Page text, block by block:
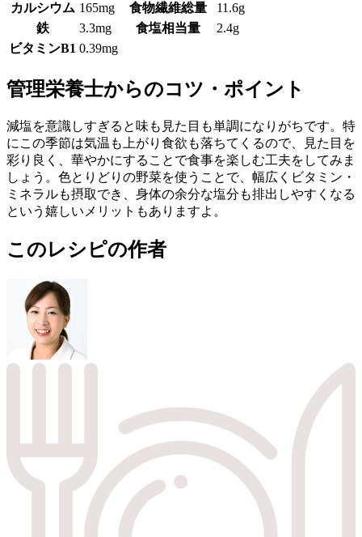
カルシウム 165mg 食物繊維総量
11.6g
鉄
3.3mg 食塩相当量
2.4g
ビタミンB1 0.39mg
管理栄養士からのコツ・ポイント
減塩を意識しすぎると味も見た目も単調になりがちです。特
にこの季節は気温も上がり食欲も落ちてくるので、見た目を
彩り良く、華やかにすることで食事を楽しむ工夫をしてみま
しょう。色とりどりの野菜を使うことで、幅広くビタミン・
ミネラルも摂取でき、身体の余分な塩分も排出しやすくなる
という嬉しいメリットもありますよ。
このレシピの作者